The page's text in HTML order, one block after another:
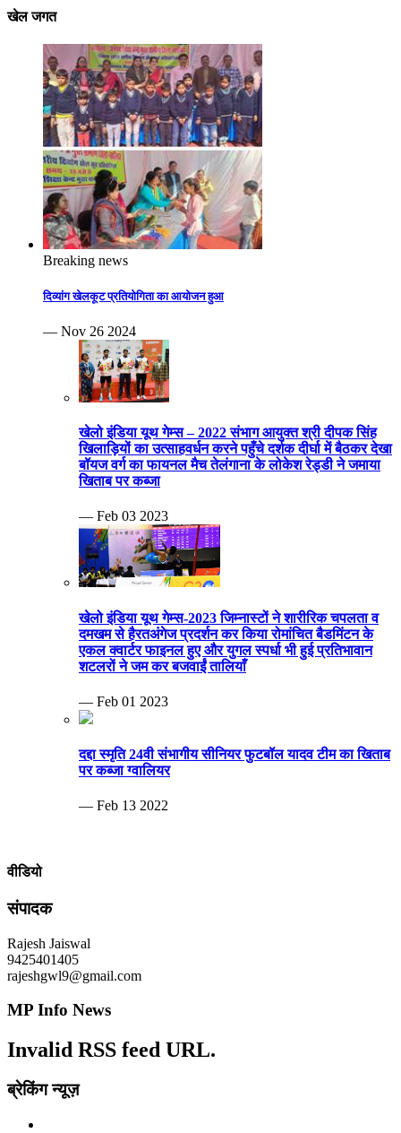
खेल जगत
Breaking news
दिव्यांग खेलकूट प्रतियोगिता का आयोजन हुआ
— Nov 26 2024
खेलो इंडिया यूथ गेम्स – 2022 संभाग आयुक्त श्री दीपक सिंह
खिलाड़ियों का उत्साहवर्धन करने पहुँचे दर्शक दीर्घा में बैठकर देखा
बॉयज वर्ग का फायनल मैच तेलंगाना के लोकेश रेड्डी ने जमाया
खिताब पर कब्जा
— Feb 03 2023
खेलो इंडिया यूथ गेम्स-2023 जिम्नास्टों ने शारीरिक चपलता व
दमखम से हैरतअंगेज प्रदर्शन कर किया रोमांचित बैडमिंटन के
एकल क्वार्टर फाइनल हुए और युगल स्पर्धा भी हुई प्रतिभावान
शटलरों ने जम कर बजवाईं तालियाँ
— Feb 01 2023
दद्दा स्मृति 24वी संभागीय सीनियर फुटबॉल यादव टीम का खिताब
पर कब्जा ग्वालियर
— Feb 13 2022
वीडियो
संपादक
Rajesh Jaiswal
9425401405
rajeshgwl9@gmail.com
MP Info News
Invalid RSS feed URL.
ब्रेकिंग न्यूज़